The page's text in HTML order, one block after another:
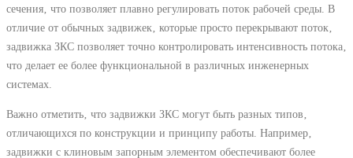
сечения‚ что позволяет плавно регулировать поток рабочей среды. В
отличие от обычных задвижек‚ которые просто перекрывают поток‚
задвижка ЗКС позволяет точно контролировать интенсивность потока‚
что делает ее более функциональной в различных инженерных
системах.
Важно отметить‚ что задвижки ЗКС могут быть разных типов‚
отличающихся по конструкции и принципу работы. Например‚
задвижки с клиновым запорным элементом обеспечивают более